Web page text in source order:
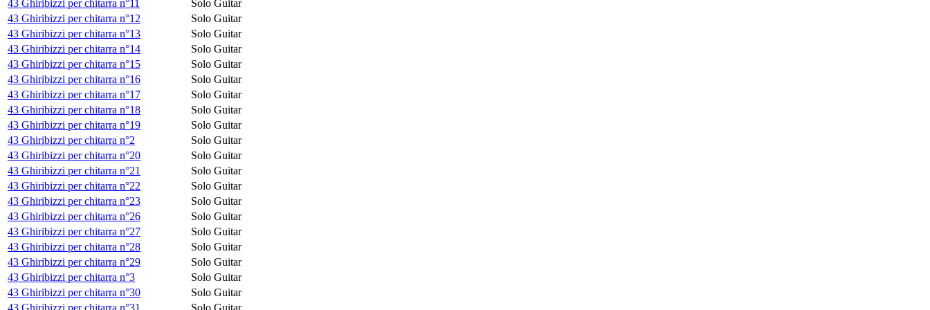
43 Ghiribizzi per chitarra n°11
Solo Guitar
43 Ghiribizzi per chitarra n°12
Solo Guitar
43 Ghiribizzi per chitarra n°13
Solo Guitar
43 Ghiribizzi per chitarra n°14
Solo Guitar
43 Ghiribizzi per chitarra n°15
Solo Guitar
43 Ghiribizzi per chitarra n°16
Solo Guitar
43 Ghiribizzi per chitarra n°17
Solo Guitar
43 Ghiribizzi per chitarra n°18
Solo Guitar
43 Ghiribizzi per chitarra n°19
Solo Guitar
43 Ghiribizzi per chitarra n°2
Solo Guitar
43 Ghiribizzi per chitarra n°20
Solo Guitar
43 Ghiribizzi per chitarra n°21
Solo Guitar
43 Ghiribizzi per chitarra n°22
Solo Guitar
43 Ghiribizzi per chitarra n°23
Solo Guitar
43 Ghiribizzi per chitarra n°26
Solo Guitar
43 Ghiribizzi per chitarra n°27
Solo Guitar
43 Ghiribizzi per chitarra n°28
Solo Guitar
43 Ghiribizzi per chitarra n°29
Solo Guitar
43 Ghiribizzi per chitarra n°3
Solo Guitar
43 Ghiribizzi per chitarra n°30
Solo Guitar
43 Ghiribizzi per chitarra n°31
Solo Guitar